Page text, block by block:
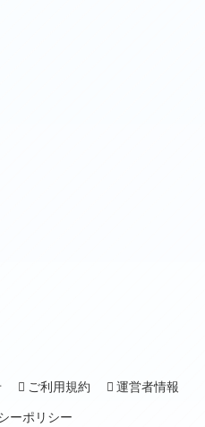
ご利用規約 運営者情報
ーポリシー